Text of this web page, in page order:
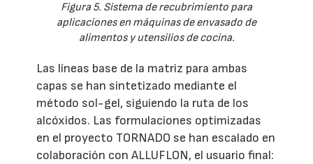
Figura 5. Sistema de recubrimiento para
aplicaciones en máquinas de envasado de
alimentos y utensilios de cocina.
Las líneas base de la matriz para ambas
capas se han sintetizado mediante el
método sol-gel, siguiendo la ruta de los
alcóxidos. Las formulaciones optimizadas
en el proyecto TORNADO se han escalado en
colaboración con ALLUFLON, el usuario final: